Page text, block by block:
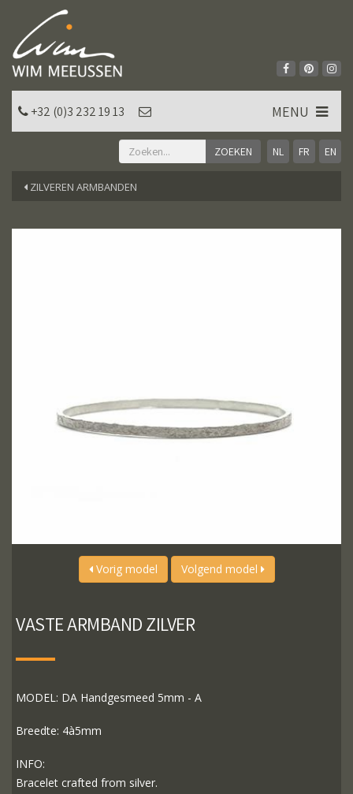
NL FR EN
+32 (0)3 232 19 13 MENU
ZILVEREN ARMBANDEN
Vorig model Volgend model
VASTE ARMBAND ZILVER
MODEL: DA Handgesmeed 5mm - A
Breedte: 4à5mm
INFO:
Bracelet crafted from silver.